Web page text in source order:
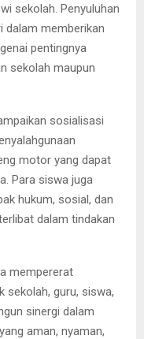
sekolah. Penyuluhan
dalam memberikan
pentingnya
sekolah maupun
sosialisasi
motor yang dapat
Para siswa juga
hukum, sosial, dan
dalam tindakan
mempererat
sekolah, guru, siswa,
sinergi dalam
aman, nyaman,